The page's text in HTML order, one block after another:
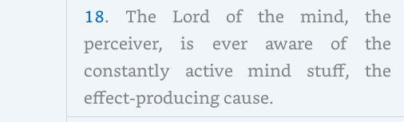
18. The Lord of the mind, the
perceiver, is ever aware of the
constantly active mind stuff, the
effect-producing cause.